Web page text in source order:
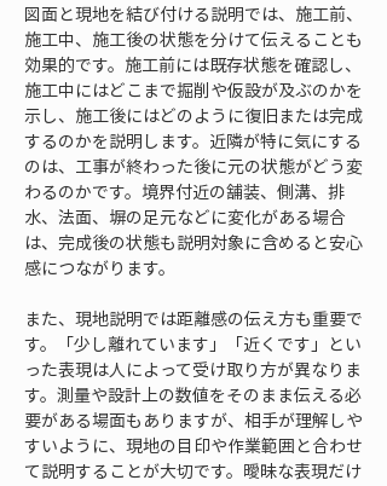
図面と現地を結び付ける説明では、施工前、
施工中、施工後の状態を分けて伝えることも
効果的です。施工前には既存状態を確認し、
施工中にはどこまで掘削や仮設が及ぶのかを
示し、施工後にはどのように復旧または完成
するのかを説明します。近隣が特に気にする
のは、工事が終わった後に元の状態がどう変
わるのかです。境界付近の舗装、側溝、排
水、法面、塀の足元などに変化がある場合
は、完成後の状態も説明対象に含めると安心
感につながります。
また、現地説明では距離感の伝え方も重要で
す。「少し離れています」「近くです」とい
った表現は人によって受け取り方が異なりま
す。測量や設計上の数値をそのまま伝える必
要がある場面もありますが、相手が理解しや
すいように、現地の目印や作業範囲と合わせ
て説明することが大切です。曖昧な表現だけ